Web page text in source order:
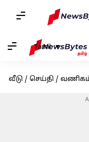
Tamil
வீடு / செய்தி /